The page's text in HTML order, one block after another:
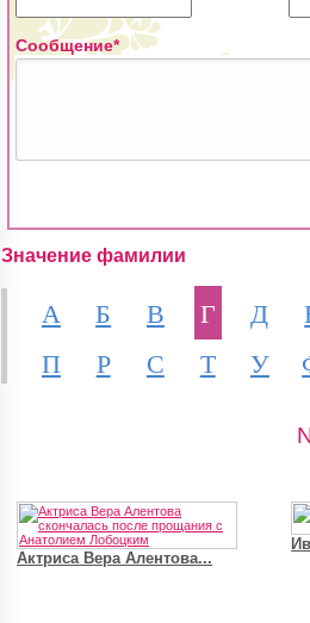
Сообщение*
Значение фамилии
А Б В Г Д
П
Р С Т У
Актриса Вера Алентова...